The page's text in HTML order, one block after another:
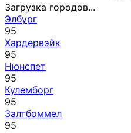
Загрузка городов...
Элбург
95
Хардервэйк
95
Нюнспет
95
Кулемборг
95
Залтбоммел
95